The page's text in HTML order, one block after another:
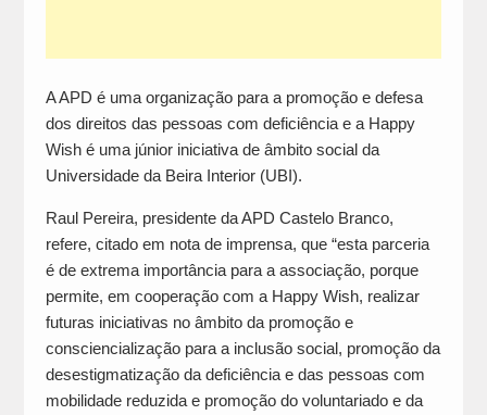
A APD é uma organização para a promoção e defesa
dos direitos das pessoas com deficiência e a Happy
Wish é uma júnior iniciativa de âmbito social da
Universidade da Beira Interior (UBI).
Raul Pereira, presidente da APD Castelo Branco,
refere, citado em nota de imprensa, que “esta parceria
é de extrema importância para a associação, porque
permite, em cooperação com a Happy Wish, realizar
futuras iniciativas no âmbito da promoção e
consciencialização para a inclusão social, promoção da
desestigmatização da deficiência e das pessoas com
mobilidade reduzida e promoção do voluntariado e da